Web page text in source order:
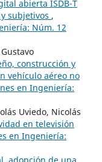
abierta ISDB-T
subjetivos ,
Núm. 12
construcción y
vehículo aéreo no
en Ingeniería:
Uviedo, Nicolás
en televisión
en Ingeniería: